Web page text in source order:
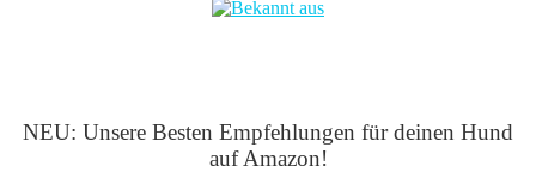
NEU: Unsere Besten Empfehlungen für deinen Hund
auf Amazon!